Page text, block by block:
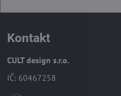
Kontakt
CULT design s.r.o.
IČ: 60467258